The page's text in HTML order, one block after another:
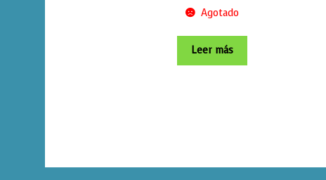
Agotado
Leer más